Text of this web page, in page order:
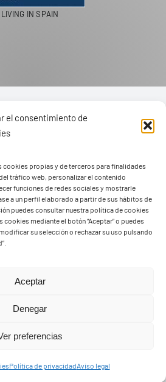
el consentimiento de
cookies propias y de terceros para finalidades
tráfico web, personalizar el contenido
funciones de redes sociales y mostrarle
a un perfil elaborado a partir de sus hábitos de
puedes consultar nuestra política de cookies
cookies mediante el botón “Aceptar” o puedes
su selección o rechazar su uso pulsando
Aceptar
Denegar
preferencias
Política de privacidadAviso legal
EN CAMELLO
1
Navigation